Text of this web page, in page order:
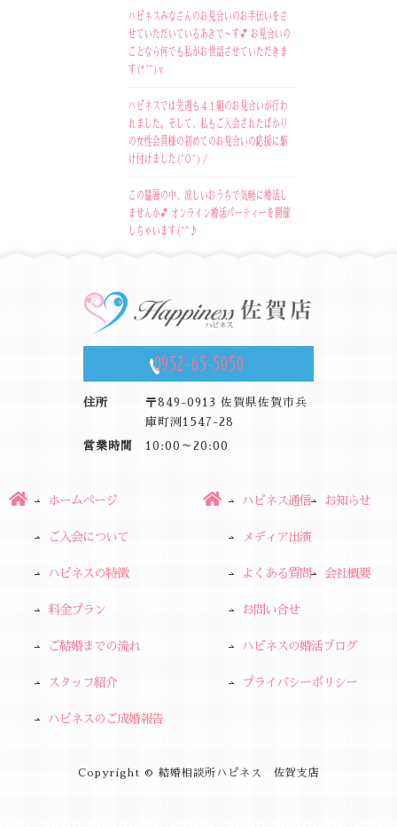
ハピネスみなさんのお見合いのお手伝いをさ
せていただいているあきで～す💕 お見合いの
ことなら何でも私がお世話させていただきま
す(*^^)v
ハピネスでは先週も４１組のお見合いが行わ
れました。そして、私もご入会されたばかり
の女性会員様の初めてのお見合いの応援に駆
け付けました(^O^)／
この猛暑の中、涼しいおうちで気軽に婚活し
ませんか💕 オンライン婚活パーティーを開催
しちゃいます(^^♪
0952-65-5050
住所
〒849-0913 佐賀県佐賀市兵
庫町渕1547-28
営業時間 10:00～20:00
ホームページ
ご入会について
ハピネスの特徴
料金プラン
ご結婚までの流れ
スタッフ紹介
ハピネスのご成婚報告
ハピネス通信 お知らせ
メディア出演
よくある質問 会社概要
お問い合せ
ハピネスの婚活ブログ
プライバシーポリシー
Copyright © 結婚相談所ハピネス 佐賀支店